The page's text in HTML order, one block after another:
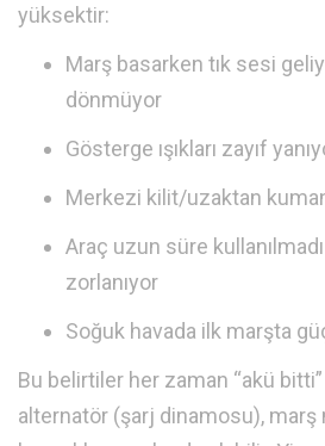
yüksektir:
Marş basarken tık sesi
dönmüyor
Gösterge ışıkları zayıf
Merkezi kilit/uzaktan
Araç uzun süre
zorlanıyor
Soğuk havada ilk marşta
Bu belirtiler her zaman “akü
alternatör (şarj dinamosu),